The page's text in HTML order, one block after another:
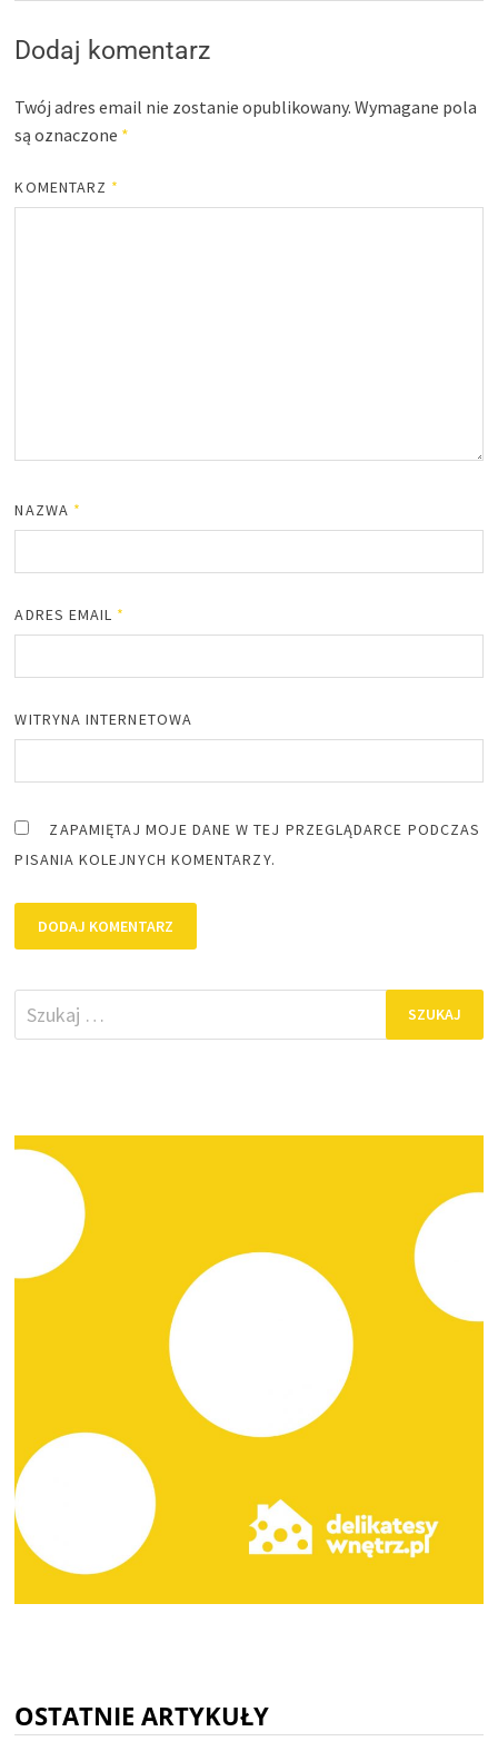
Dodaj komentarz
Twój adres email nie zostanie opublikowany. Wymagane pola
są oznaczone *
KOMENTARZ *
NAZWA *
ADRES EMAIL *
WITRYNA INTERNETOWA
ZAPAMIĘTAJ MOJE DANE W TEJ PRZEGLĄDARCE PODCZAS
PISANIA KOLEJNYCH KOMENTARZY.
Szukaj:
OSTATNIE ARTYKUŁY